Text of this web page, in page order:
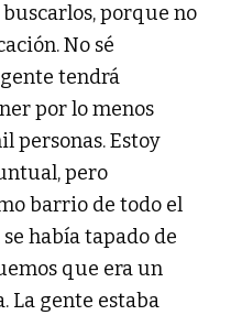
porque no
No sé
tendrá
por lo menos
personas. Estoy
pero
barrio de todo el
había tapado de
que era un
La gente estaba